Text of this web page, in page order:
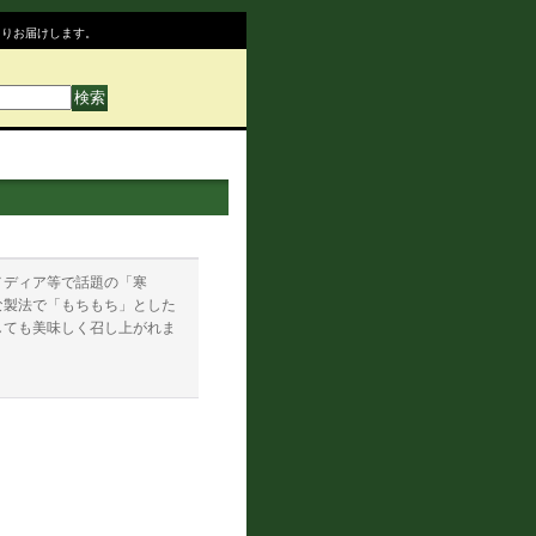
お届けします。
ィア等で話題の「寒
法で「もちもち」とした
も美味しく召し上がれま